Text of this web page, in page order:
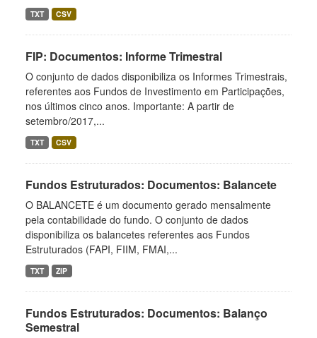
TXT CSV
FIP: Documentos: Informe Trimestral
O conjunto de dados disponibiliza os Informes Trimestrais,
referentes aos Fundos de Investimento em Participações,
nos últimos cinco anos. Importante: A partir de
setembro/2017,...
TXT CSV
Fundos Estruturados: Documentos: Balancete
O BALANCETE é um documento gerado mensalmente
pela contabilidade do fundo. O conjunto de dados
disponibiliza os balancetes referentes aos Fundos
Estruturados (FAPI, FIIM, FMAI,...
TXT ZIP
Fundos Estruturados: Documentos: Balanço
Semestral